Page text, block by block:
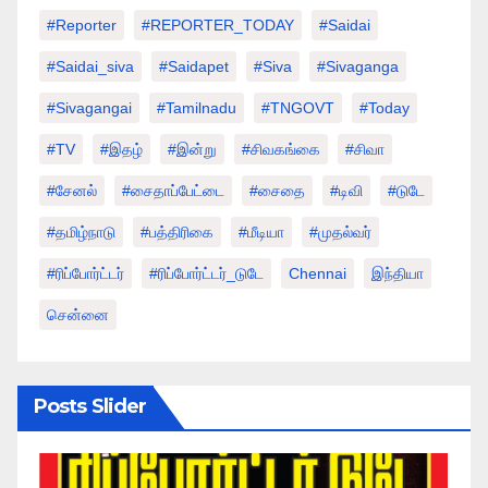
#Reporter #REPORTER_TODAY #saidai
#saidai_siva #saidapet #Siva #Sivaganga
#sivagangai #tamilnadu #TNGOVT #today
#TV #இதழ் #இன்று #சிவகங்கை #சிவா
#சேனல் #சைதாப்பேட்டை #சைதை #டிவி #டுடே
#தமிழ்நாடு #பத்திரிகை #மீடியா #முதல்வர்
#ரிப்போர்ட்டர் #ரிப்போர்ட்டர்_டுடே Chennai இந்தியா
சென்னை
Posts Slider